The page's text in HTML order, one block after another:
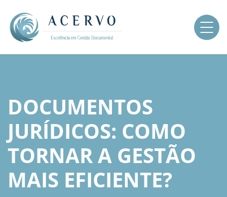
DOCUMENTOS
JURÍDICOS: COMO
TORNAR A GESTÃO
MAIS EFICIENTE?